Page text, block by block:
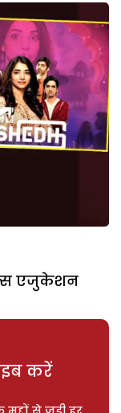
एजुकेशन
करें